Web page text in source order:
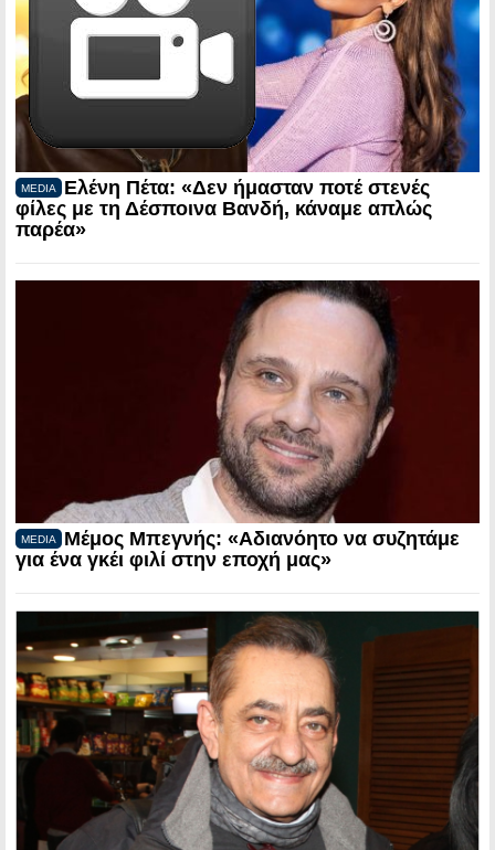
MEDIA
Ελένη Πέτα: «Δεν ήμασταν ποτέ στενές
φίλες με τη Δέσποινα Βανδή, κάναμε απλώς
παρέα»
MEDIA
Μέμος Μπεγνής: «Αδιανόητο να συζητάμε
για ένα γκέι φιλί στην εποχή μας»